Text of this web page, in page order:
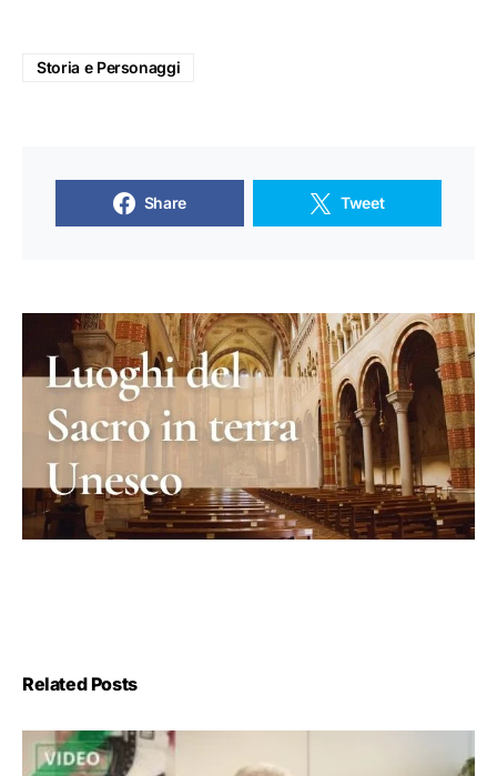
Storia e Personaggi
Share Tweet
Related Posts